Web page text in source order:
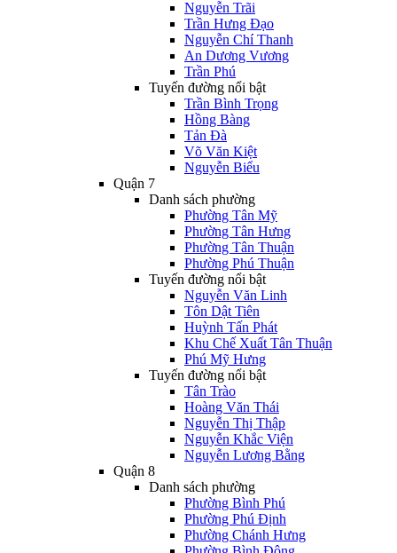
Nguyễn Trãi
Trần Hưng Đạo
Nguyễn Chí Thanh
An Dương Vương
Trần Phú
Tuyến đường nổi bật
Trần Bình Trọng
Hồng Bàng
Tản Đà
Võ Văn Kiệt
Nguyễn Biểu
Quận 7
Danh sách phường
Phường Tân Mỹ
Phường Tân Hưng
Phường Tân Thuận
Phường Phú Thuận
Tuyến đường nổi bật
Nguyễn Văn Linh
Tôn Dật Tiên
Huỳnh Tấn Phát
Khu Chế Xuất Tân Thuận
Phú Mỹ Hưng
Tuyến đường nổi bật
Tân Trào
Hoàng Văn Thái
Nguyễn Thị Thập
Nguyễn Khắc Viện
Nguyễn Lương Bằng
Quận 8
Danh sách phường
Phường Bình Phú
Phường Phú Định
Phường Chánh Hưng